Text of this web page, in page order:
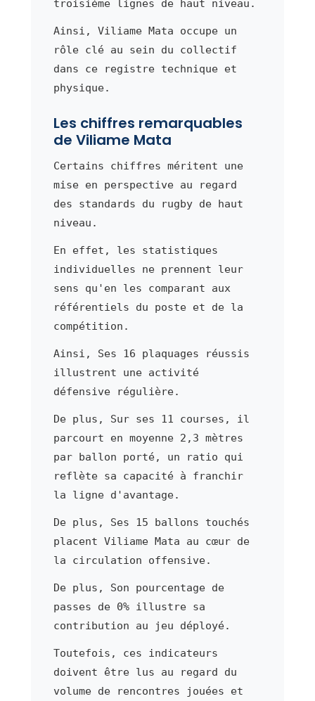
troisième lignes de haut niveau.
Ainsi, Viliame Mata occupe un
rôle clé au sein du collectif
dans ce registre technique et
physique.
Les chiffres remarquables
de Viliame Mata
Certains chiffres méritent une
mise en perspective au regard
des standards du rugby de haut
niveau.
En effet, les statistiques
individuelles ne prennent leur
sens qu'en les comparant aux
référentiels du poste et de la
compétition.
Ainsi, Ses 16 plaquages réussis
illustrent une activité
défensive régulière.
De plus, Sur ses 11 courses, il
parcourt en moyenne 2,3 mètres
par ballon porté, un ratio qui
reflète sa capacité à franchir
la ligne d'avantage.
De plus, Ses 15 ballons touchés
placent Viliame Mata au cœur de
la circulation offensive.
De plus, Son pourcentage de
passes de 0% illustre sa
contribution au jeu déployé.
Toutefois, ces indicateurs
doivent être lus au regard du
volume de rencontres jouées et